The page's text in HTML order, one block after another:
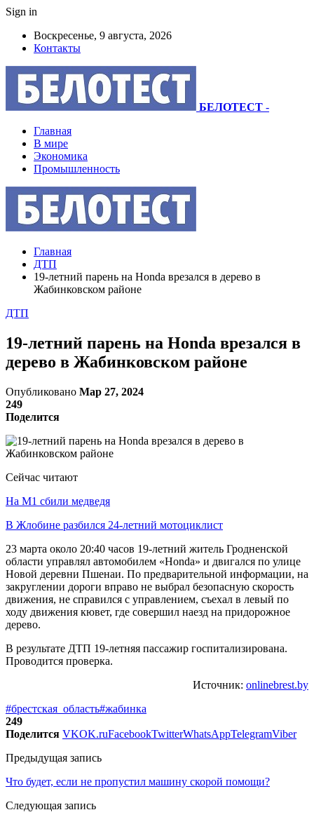
Sign in
Воскресенье, 9 августа, 2026
Контакты
БЕЛОТЕСТ -
Главная
В мире
Экономика
Промышленность
Главная
ДТП
19-летний парень на Honda врезался в дерево в
Жабинковском районе
ДТП
19-летний парень на Honda врезался в
дерево в Жабинковском районе
Опубликовано Мар 27, 2024
249
Поделится
Сейчас читают
На М1 сбили медведя
В Жлобине разбился 24-летний мотоциклист
23 марта около 20:40 часов 19-летний житель Гродненской
области управлял автомобилем «Honda» и двигался по улице
Новой деревни Пшенаи. По предварительной информации, на
закруглении дороги вправо не выбрал безопасную скорость
движения, не справился с управлением, съехал в левый по
ходу движения кювет, где совершил наезд на придорожное
дерево.
В результате ДТП 19-летняя пассажир госпитализирована.
Проводится проверка.
Источник: onlinebrest.by
#брестская_область#жабинка
249
Поделится VKOK.ruFacebookTwitterWhatsAppTelegramViber
Предыдущая запись
Что будет, если не пропустил машину скорой помощи?
Следующая запись